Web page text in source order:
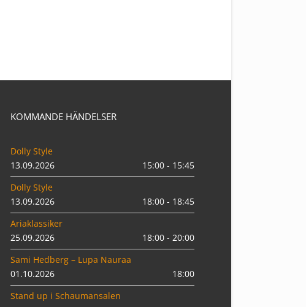
KOMMANDE HÄNDELSER
Dolly Style
13.09.2026
15:00 - 15:45
Dolly Style
13.09.2026
18:00 - 18:45
Ariaklassiker
25.09.2026
18:00 - 20:00
Sami Hedberg – Lupa Nauraa
01.10.2026
18:00
Stand up i Schaumansalen